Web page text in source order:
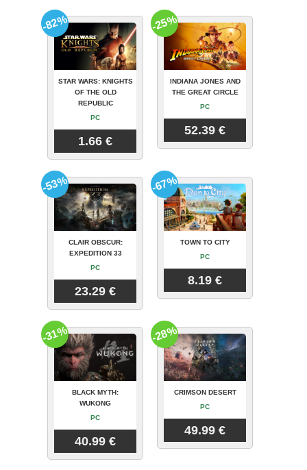
STAR WARS: KNIGHTS
OF THE OLD
REPUBLIC
PC
1.66 €
-82%
INDIANA JONES AND
THE GREAT CIRCLE
PC
52.39 €
-25%
CLAIR OBSCUR:
EXPEDITION 33
PC
23.29 €
-53%
TOWN TO CITY
PC
8.19 €
-67%
BLACK MYTH:
WUKONG
PC
40.99 €
-31%
CRIMSON DESERT
PC
49.99 €
-28%